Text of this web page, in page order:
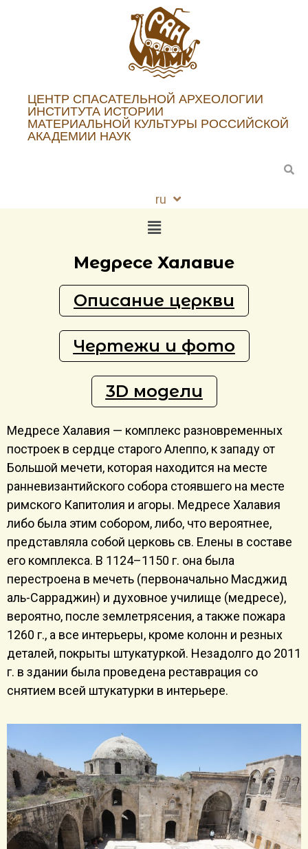
ЦЕНТР СПАСАТЕЛЬНОЙ АРХЕОЛОГИИ
ИНСТИТУТА ИСТОРИИ
МАТЕРИАЛЬНОЙ КУЛЬТУРЫ РОССИЙСКОЙ
АКАДЕМИИ НАУК
ru
en
Медресе Халавие
Описание церкви
Чертежи и фото
3D модели
Медресе Халавия — комплекс разновременных
построек в сердце старого Алеппо, к западу от
Большой мечети, которая находится на месте
ранневизантийского собора стоявшего на месте
римского Капитолия и агоры. Медресе Халавия
либо была этим собором, либо, что вероятнее,
представляла собой церковь св. Елены в составе
его комплекса. В 1124–1150 г. она была
перестроена в мечеть (первоначально Масджид
аль-Сарраджин) и духовное училище (медресе),
вероятно, после землетрясения, а также пожара
1260 г., а все интерьеры, кроме колонн и резных
деталей, покрыты штукатуркой. Незадолго до 2011
г. в здании была проведена реставрация со
снятием всей штукатурки в интерьере.